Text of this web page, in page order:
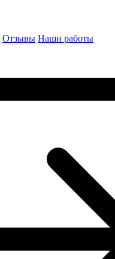
Отзывы Наши работы